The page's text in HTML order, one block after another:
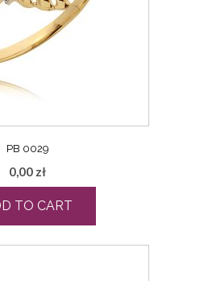
PB 0029
0,00 zł
TO CART